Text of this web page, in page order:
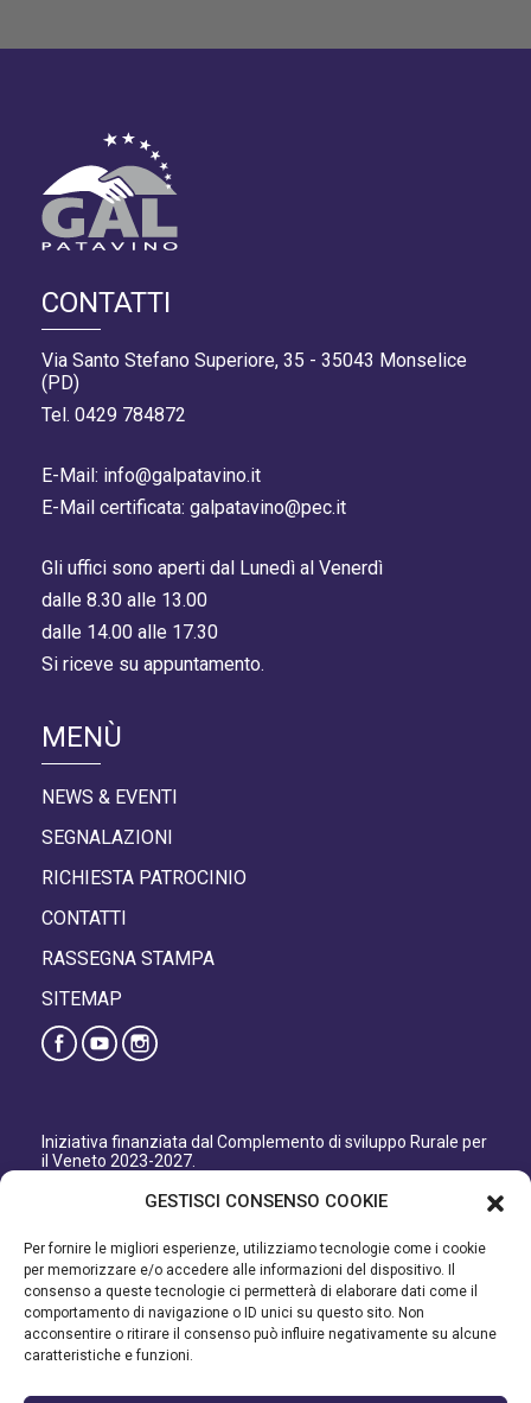
GESTISCI CONSENSO COOKIE
Per fornire le migliori esperienze, utilizziamo tecnologie come i cookie
per memorizzare e/o accedere alle informazioni del dispositivo. Il
consenso a queste tecnologie ci permetterà di elaborare dati come il
comportamento di navigazione o ID unici su questo sito. Non
acconsentire o ritirare il consenso può influire negativamente su alcune
caratteristiche e funzioni.
CONTATTI
Via Santo Stefano Superiore, 35 - 35043 Monselice
(PD)
Tel. 0429 784872
E-Mail: info@galpatavino.it
E-Mail certificata: galpatavino@pec.it
Gli uffici sono aperti dal Lunedì al Venerdì
dalle 8.30 alle 13.00
dalle 14.00 alle 17.30
Si riceve su appuntamento.
MENÙ
NEWS & EVENTI
SEGNALAZIONI
RICHIESTA PATROCINIO
CONTATTI
RASSEGNA STAMPA
SITEMAP
Iniziativa finanziata dal Complemento di sviluppo Rurale per
il Veneto 2023-2027.
Direzione AdG FEASR Bonifica e Irrigazione.
Iniziativa finanziata dal Programma di Sviluppo Rurale per il
Veneto 2014-2022.
Organismo responsabile dell’informazione: GAL Patavino.